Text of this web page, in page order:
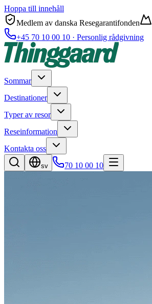
Hoppa till innehåll
Medlem av danska Resegarantifonden
+45 70 10 00 10 · Personlig rådgivning
Sommar
Destinationer
Typer av resor
Reseinformation
Kontakta oss
sv 70 10 00 10